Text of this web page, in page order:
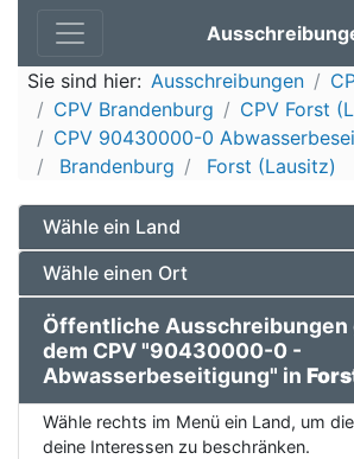
Sie sind hier: Ausschreibungen
CPV Brandenburg
CPV Forst
CPV 90430000-0
Brandenburg
Forst (Lausitz)
Wähle ein Land
Wähle einen Ort
Öffentliche Ausschreibungen
dem CPV "90430000-0 -
Abwasserbeseitigung" in
Wähle rechts im Menü ein Land, um
deine Interessen zu beschränken.